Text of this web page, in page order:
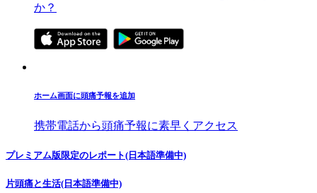
か？
ホーム画面に頭痛予報を追加
携帯電話から頭痛予報に素早くアクセス
プレミアム版限定のレポート(日本語準備中)
片頭痛と生活(日本語準備中)